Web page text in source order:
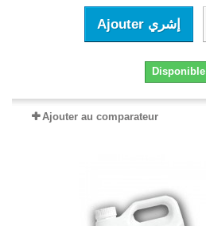
Ajouter إشري
Disponible
Ajouter au comparateur